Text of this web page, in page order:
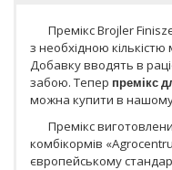
Премікс Brojler
з необхідною
Добавку вводять в
забою. Тепер премікс
можна купити в нашому
Премікс
комбікормів
європейському